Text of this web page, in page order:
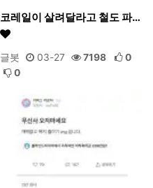
코레일이 살려달라고 철도 파…
글봇 03-27 7198
0
0